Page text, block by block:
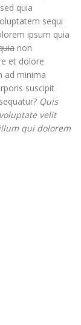
quia
sequi
ipsum quia
non
et dolore
ad minima
suscipit
Quis
velit
qui dolorem